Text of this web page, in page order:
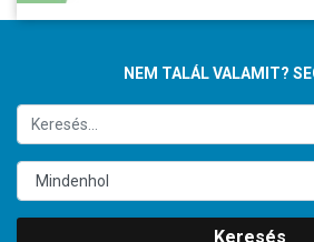
NEM TALÁL VALAMIT?
Keresés